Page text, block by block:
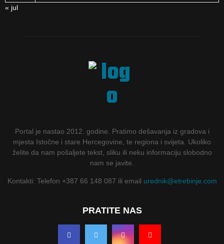
« jul
Portal je nastao 2012. godine. Pratimo dešavanja iz gradova i
mjesta Istočne i stare Hercegovine, te regiona i svijeta. Ukoliko
želite da nam pošaljete tekst, sliku ili neku informaciju slobodno
nam se javite.
Kontakti: Telefon +387 66 148 087 ili email urednik@etrebinje.com
PRATITE NAS